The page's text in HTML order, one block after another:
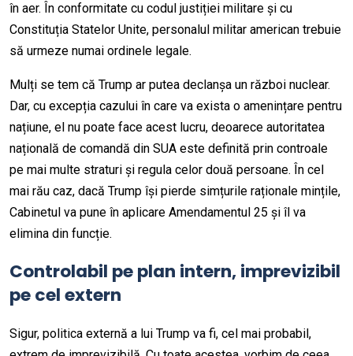
în aer. În conformitate cu codul justiției militare și cu
Constituția Statelor Unite, personalul militar american trebuie
să urmeze numai ordinele legale.
Mulți se tem că Trump ar putea declanșa un război nuclear.
Dar, cu excepția cazului în care va exista o amenințare pentru
națiune, el nu poate face acest lucru, deoarece autoritatea
națională de comandă din SUA este definită prin controale
pe mai multe straturi și regula celor două persoane. În cel
mai rău caz, dacă Trump își pierde simțurile raționale mințile,
Cabinetul va pune în aplicare Amendamentul 25 și îl va
elimina din funcție.
Controlabil pe plan intern, imprevizibil
pe cel extern
Sigur, politica externă a lui Trump va fi, cel mai probabil,